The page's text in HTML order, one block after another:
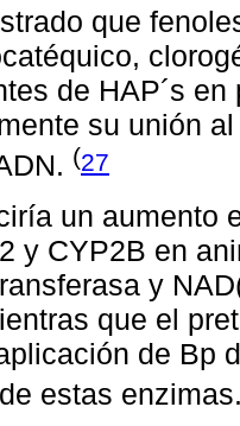
que
de HAP´s
su unión
(27
un aumento
y CYP2B en
y
que el
de Bp
estas